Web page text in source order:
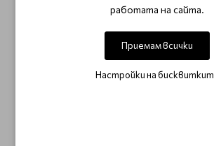
Гел лак CLARESA 3 Full of
Гел лак
работата на сайта.
Приемам всички
Настройки на